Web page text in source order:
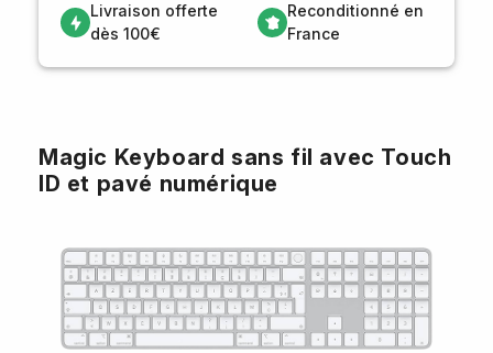
Livraison offerte
dès 100€
Reconditionné en
France
Magic Keyboard sans fil avec Touch
ID et pavé numérique